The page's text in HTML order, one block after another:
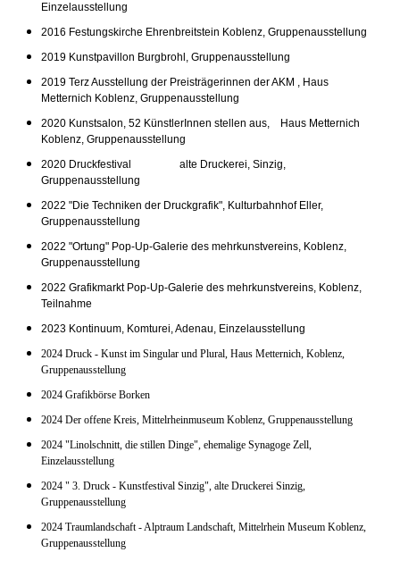
Einzelausstellung
2016 Festungskirche Ehrenbreitstein Koblenz, Gruppenausstellung
2019 Kunstpavillon Burgbrohl, Gruppenausstellung
2019 Terz Ausstellung der Preisträgerinnen der AKM , Haus
Metternich Koblenz, Gruppenausstellung
2020 Kunstsalon, 52 KünstlerInnen stellen aus, Haus Metternich
Koblenz, Gruppenausstellung
2020 Druckfestival alte Druckerei, Sinzig,
Gruppenausstellung
2022 "Die Techniken der Druckgrafik", Kulturbahnhof Eller,
Gruppenausstellung
2022 "Ortung" Pop-Up-Galerie des mehrkunstvereins, Koblenz,
Gruppenausstellung
2022 Grafikmarkt Pop-Up-Galerie des mehrkunstvereins, Koblenz,
Teilnahme
2023 Kontinuum, Komturei, Adenau, Einzelausstellung
2024 Druck - Kunst im Singular und Plural, Haus Metternich, Koblenz,
Gruppenausstellung
2024 Grafikbörse Borken
2024 Der offene Kreis, Mittelrheinmuseum Koblenz, Gruppenausstellung
2024 "Linolschnitt, die stillen Dinge", ehemalige Synagoge Zell,
Einzelausstellung
2024 " 3. Druck - Kunstfestival Sinzig", alte Druckerei Sinzig,
Gruppenausstellung
2024 Traumlandschaft - Alptraum Landschaft, Mittelrhein Museum Koblenz,
Gruppenausstellung